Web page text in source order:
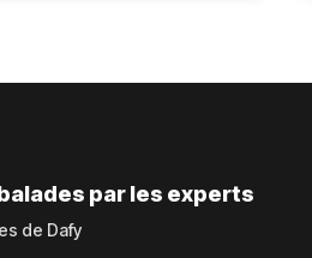
par les experts
de Dafy